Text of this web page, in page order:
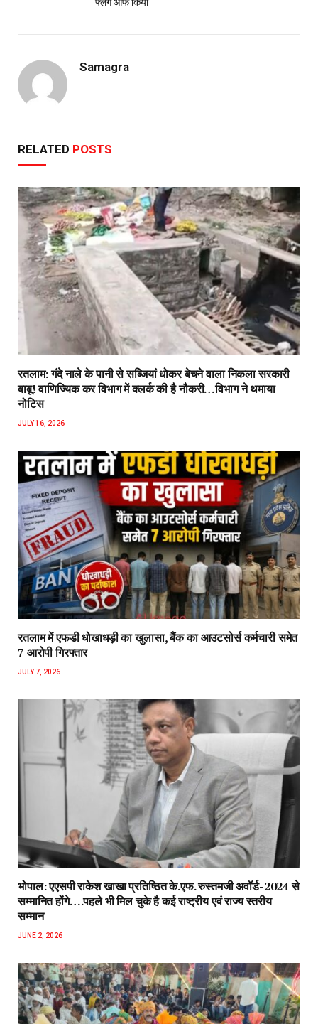
Samagra
RELATED POSTS
रतलाम: गंदे नाले के पानी से सब्जियां धोकर बेचने वाला निकला सरकारी
बाबू! वाणिज्यिक कर विभाग में क्लर्क की है नौकरी…विभाग ने थमाया
नोटिस
JULY 16, 2026
रतलाम में एफडी धोखाधड़ी का खुलासा, बैंक का आउटसोर्स कर्मचारी समेत
7 आरोपी गिरफ्तार
JULY 7, 2026
भोपाल: एएसपी राकेश‌ खाखा प्रतिष्ठित के.एफ. रुस्तमजी अवॉर्ड-2024 से
सम्मानित होंगे….पहले भी मिल चुके है कई राष्ट्रीय एवं राज्य स्तरीय
सम्मान
JUNE 2, 2026